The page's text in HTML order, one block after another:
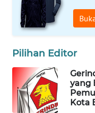
Pilihan Editor
yang
Kota
MAWAKA
ID
MARTABAT
NET
PLN
WATCH